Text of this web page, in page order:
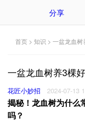
分享
首页 > 知识 > 一盆龙血
一盆龙血树养3棵
花匠小妙招 2024-07-13
揭秘！龙血树为什么
吗？